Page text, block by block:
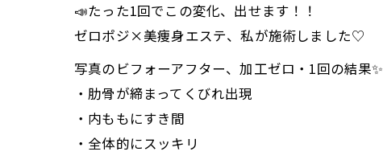
📣たった1回でこの変化、出せます！！
ゼロポジ×美痩身エステ、私が施術しました♡
写真のビフォーアフター、加工ゼロ・1回の結果✨
・肋骨が締まってくびれ出現
・内ももにすき間
・全体的にスッキリ